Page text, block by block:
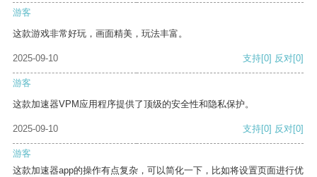
游客
这款游戏非常好玩，画面精美，玩法丰富。
2025-09-10 支持[0] 反对[0]
游客
这款加速器VPM应用程序提供了顶级的安全性和隐私保护。
2025-09-10 支持[0] 反对[0]
游客
这款加速器app的操作有点复杂，可以简化一下，比如将设置页面进行优